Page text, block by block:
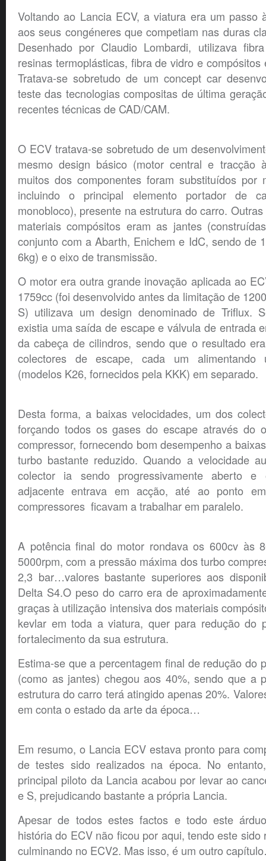
Voltando ao Lancia ECV, a viatura era um passo
aos seus congéneres que competiam nas duras
Desenhado por Claudio Lombardi, utilizava
resinas termoplásticas, fibra de vidro e
Tratava-se sobretudo de um concept car
teste das tecnologias compositas de última
recentes técnicas de CAD/CAM.
O ECV tratava-se sobretudo de um
mesmo design básico (motor central e tracção
muitos dos componentes foram substituídos por
incluindo o principal elemento portador de
monobloco), presente na estrutura do carro.
materiais compósitos eram as jantes
conjunto coma Abarth, Enichem e IdC, sendo de
6kg) e oeixo de transmissão.
O motor era outra grande inovação aplicada ao
1759cc (foi desenvolvido antes da limitação de
S) utilizava um design denominado de Triflux.
existia uma saída de escape e válvula de entrada
da cabeça de cilindros, sendo que o resultado
colectores de escape, cada um alimentando
(modelos K26, fornecidos pela KKK) em separado.
Desta forma, a baixas velocidades, um dos
forçando todos os gases do escape através do
compressor, fornecendo bom desempenho a
turbo bastante reduzido. Quando a velocidade
colector ia sendo progressivamente aberto e
adjacente entrava em acção, até ao ponto
compressores ficavam a trabalhar em paralelo.
A potência final do motor rondava os 600cv às
5000rpm, com a pressão máxima dos turbo
2,3 bar…valores bastante superiores aos
Delta S4.O peso do carro era de
graças à utilização intensiva dos materiais
kevlar em toda a viatura, quer para redução do
fortalecimento da sua estrutura.
Estima-se que a percentagem final de redução do
(como as jantes) chegou aos 40%, sendo que a
estrutura do carro terá atingido apenas 20%.
em conta o estado da arte da época…
Em resumo, o Lancia ECV estava pronto para
de testes sido realizados na época. No
principal piloto da Lancia acabou por levar ao
e S, prejudicando bastante a própria Lancia.
Apesar de todos estes factos e todo este
história do ECV não ficou por aqui, tendo este sido
culminando no ECV2. Mas isso, é um outro